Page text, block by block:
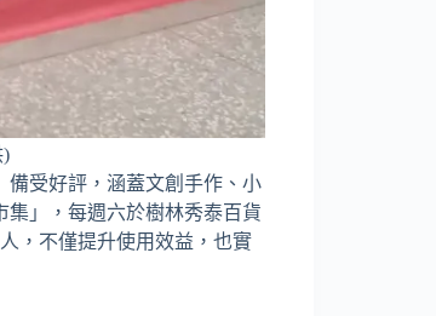
)
備受好評，涵蓋文創手作、小
集」，每週六於樹林秀泰百貨
，不僅提升使用效益，也實